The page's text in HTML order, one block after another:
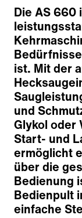
Die AS 660
ist. Mit der
und
Glykol oder
Start- und
ermöglicht
über die
Bedienung
Bedienpult
einfache